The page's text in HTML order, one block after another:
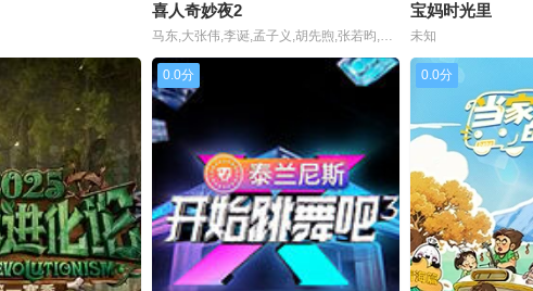
喜人奇妙夜2
马东,大张伟,李诞,孟子义,胡先煦,张若昀,刘旸,吕严,土豆,王天放,滕哲,蒋龙,张弛,左凌峰
宝妈时光里
未知
0.0分 0.0分